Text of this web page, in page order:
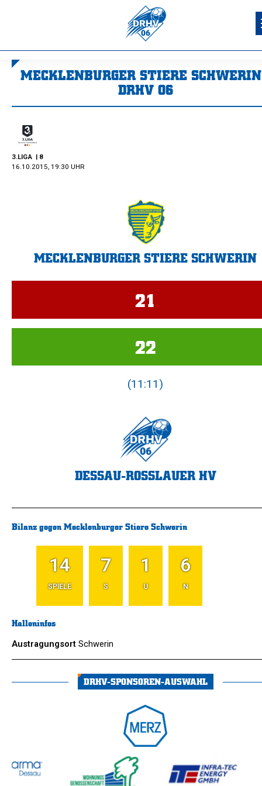
MECKLENBURGER STIERE
DRHV 06
3.LIGA | 8
16.10.2015, 19:30 UHR
MECKLENBURGER STIERE SCHWERIN
DESSAU-ROSSLAUER HV
21
22
(11:11)
Bilanz gegen Mecklenburger Stiere Schwerin
14
SPIELE
7
S
1
U
6
N
Halleninfos
Austragungsort Schwerin
DRHV-SPONSOREN-AUSWAHL